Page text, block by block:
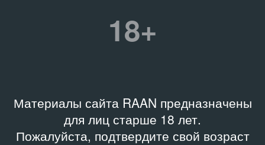
18+
Материалы сайта RAAN предназначены
для лиц старше 18 лет.
Пожалуйста, подтвердите свой возраст